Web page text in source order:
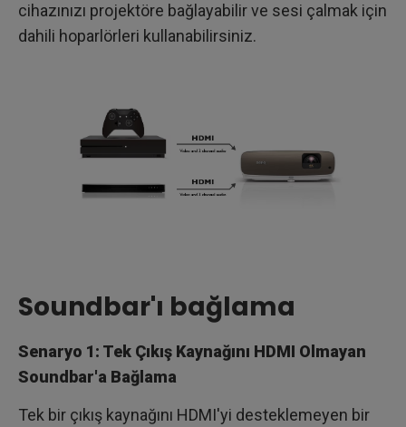
cihazınızı projektöre bağlayabilir ve sesi çalmak için
dahili hoparlörleri kullanabilirsiniz.
Soundbar'ı bağlama
Senaryo 1: Tek Çıkış Kaynağını HDMI Olmayan
Soundbar'a Bağlama
Tek bir çıkış kaynağını HDMI'yi desteklemeyen bir